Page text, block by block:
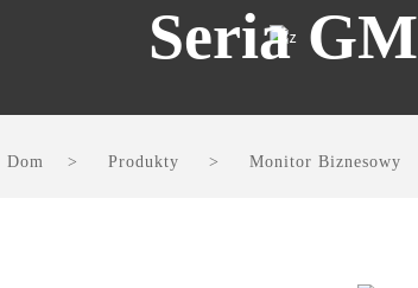
Seria GM
Dom Produkty Monitor Biznesowy